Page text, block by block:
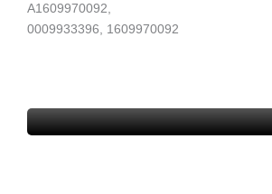
A1609970092,
0009933396, 1609970092